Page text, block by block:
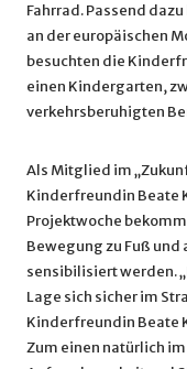
Fahrrad. Passend
an der europäischen
besuchten die
einen Kindergarten,
verkehrsberuhigten
Als Mitglied im
Kinderfreundin Beate
Projektwoche
Bewegung zu Fuß
sensibilisiert werden.
Lage sich sicher im
Kinderfreundin Beate
Zum einen natürlich